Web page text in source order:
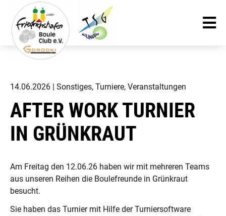
14.06.2026 | Sonstiges, Turniere, Veranstaltungen
AFTER WORK TURNIER
IN GRÜNKRAUT
Am Freitag den 12.06.26 haben wir mit mehreren Teams
aus unseren Reihen die Boulefreunde in Grünkraut
besucht.
Sie haben das Turnier mit Hilfe der Turniersoftware